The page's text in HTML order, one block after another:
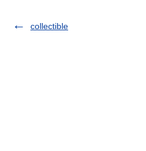
collectible